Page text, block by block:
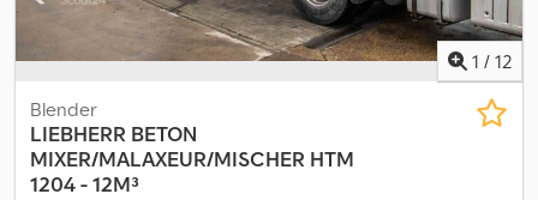
1 / 12
Blender
LIEBHERR BETON
MIXER/MALAXEUR/MISCHER HTM
1204 - 12M³